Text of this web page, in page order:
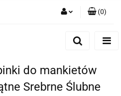
Dodaj zgłoszenie
Zgody cookies
(0)
do mankietów
Srebrne Ślubne